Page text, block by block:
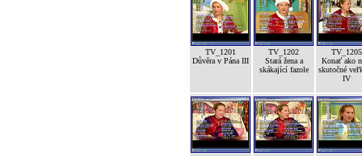
TV_1201
Důvěra v Pána III
TV_1202
Stará žena a
skákající fazole
TV_1205
Konať ako
skutočné
IV